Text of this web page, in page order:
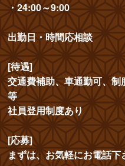
・24:00～9:00
出勤日・時間応相談
[待遇]
交通費補助、車通勤可、
等
社員登用制度あり
[応募]
まずは、お気軽にお電話下